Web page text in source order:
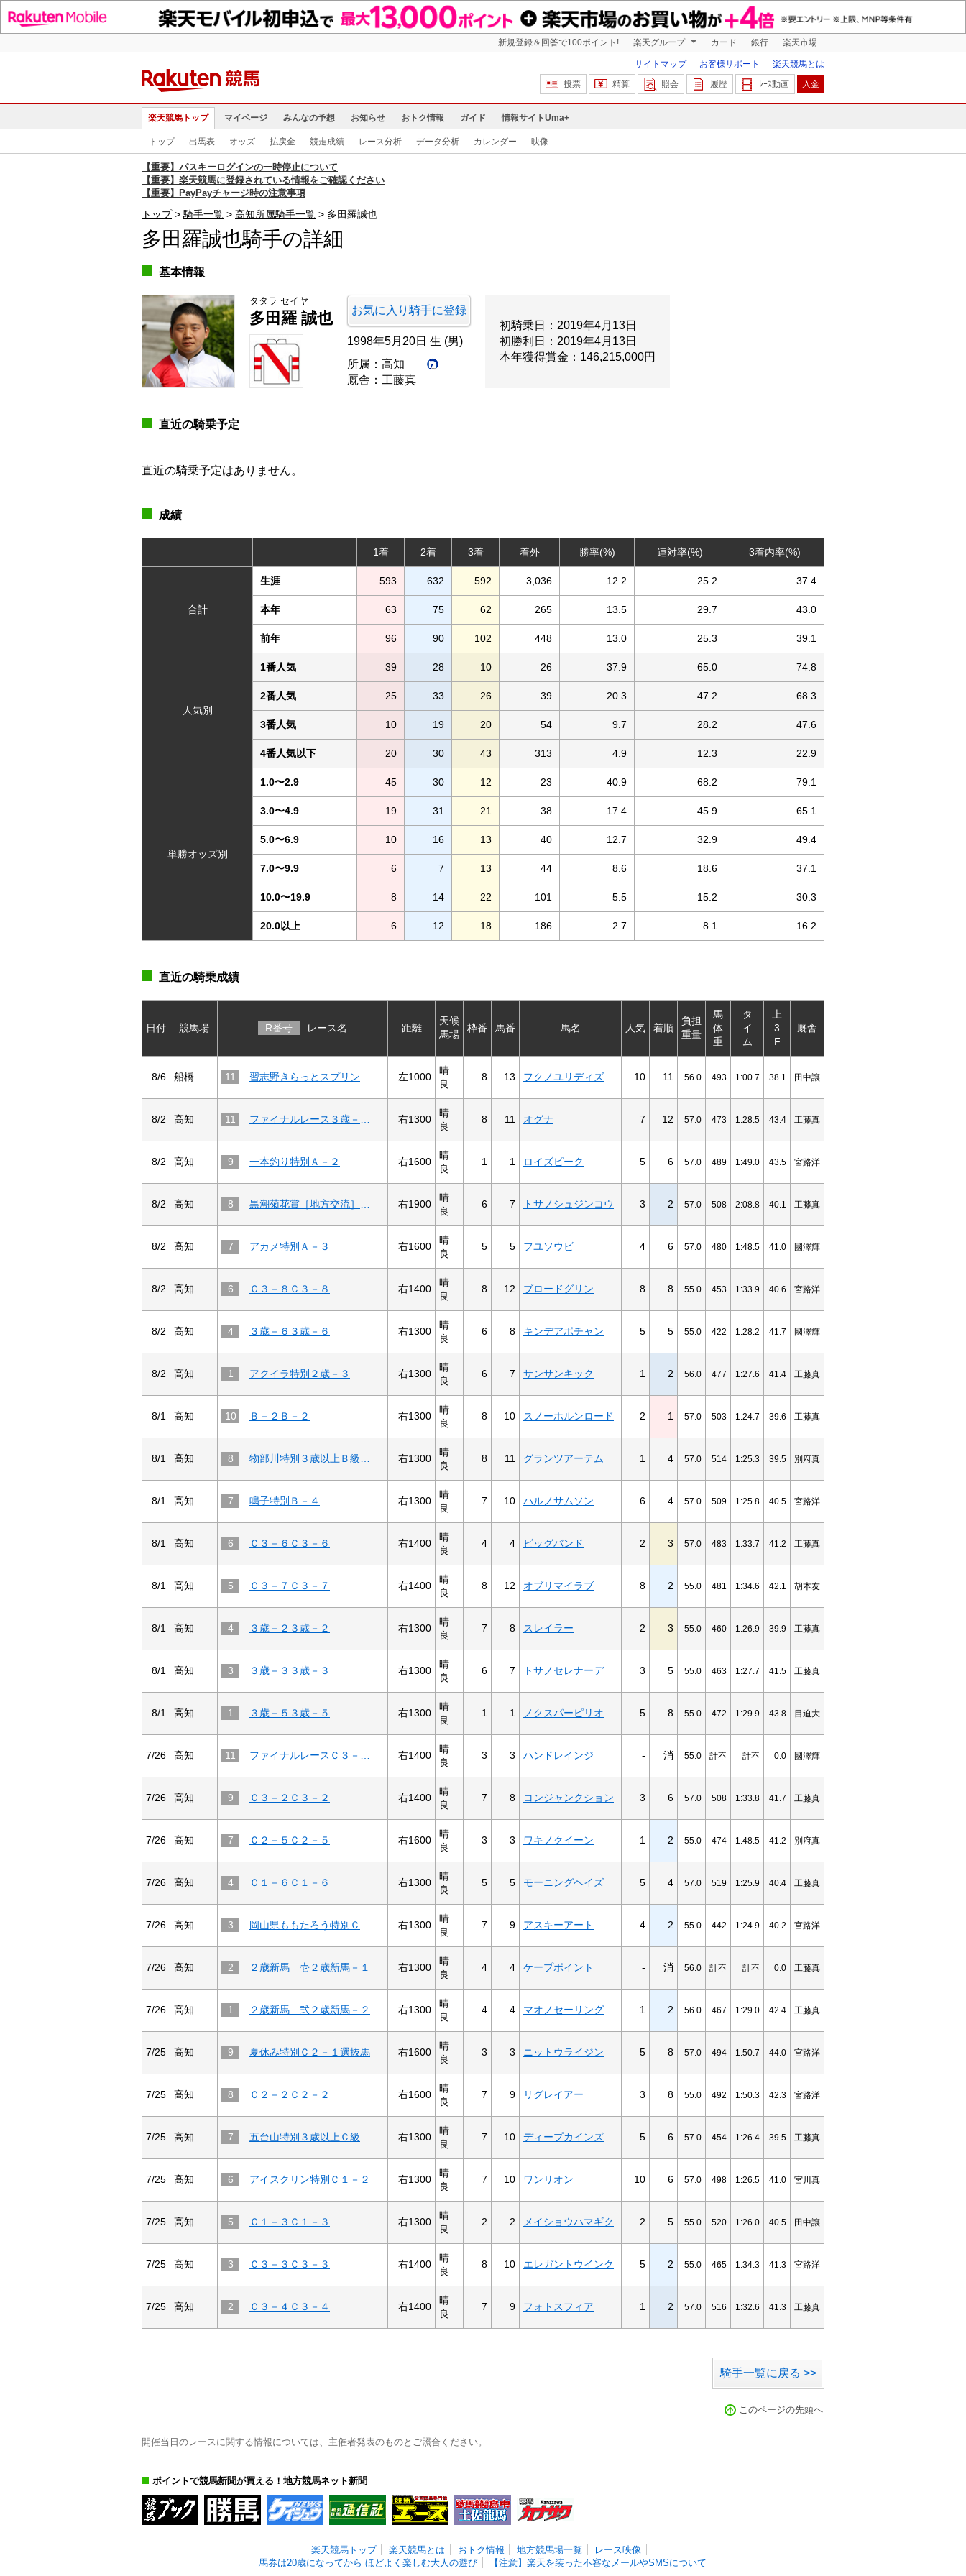
新規登録＆回答で100ポイント! 楽天グループ カード 銀行 楽天市場
サイトマップ お客様サポート
楽天競馬とは
投票
精算 照会 履歴 ﾚｰｽ動画 入金
楽天競馬トップ マイページ みんなの予想 お知らせ おトク情報 ガイド 情報サイトUma+
トップ 出馬表 オッズ 払戻金 競走成績 レース分析 データ分析 カレンダー 映像
【重要】パスキーログインの一時停止について
【重要】楽天競馬に登録されている情報をご確認ください
【重要】PayPayチャージ時の注意事項
トップ 騎手一覧 高知所属騎手一覧 多田羅誠也
多田羅誠也騎手の詳細
基本情報
タタラ セイヤ
多田羅 誠也 お気に入り騎手に登録
1998年5月20日 生 (男)
所属： 高知
厩舎： 工藤真
初騎乗日： 2019年4月13日
初勝利日： 2019年4月13日
本年獲得賞金： 146,215,000円
直近の騎乗予定
直近の騎乗予定はありません。
成績
1着 2着 3着 着外 勝率(%) 連対率(%) 3着内率(%)
合計
生涯 593 632 592 3,036 12.2 25.2 37.4
本年 63 75 62 265 13.5 29.7 43.0
前年 96 90 102 448 13.0 25.3 39.1
人気別
1番人気 39 28 10 26 37.9 65.0 74.8
2番人気 25 33 26 39 20.3 47.2 68.3
3番人気 10 19 20 54 9.7 28.2 47.6
4番人気以下 20 30 43 313 4.9 12.3 22.9
単勝オッズ別
1.0〜2.9 45 30 12 23 40.9 68.2 79.1
3.0〜4.9 19 31 21 38 17.4 45.9 65.1
5.0〜6.9 10 16 13 40 12.7 32.9 49.4
7.0〜9.9 6 7 13 44 8.6 18.6 37.1
10.0〜19.9 8 14 22 101 5.5 15.2 30.3
20.0以上 6 12 18 186 2.7 8.1 16.2
直近の騎乗成績
日付 競馬場 R番号 レース名 距離
天候
馬場
枠番 馬番 馬名 人気 着順
負担
重量
馬
体
重
タ
イ
ム
上
3
F
厩舎
8/6 船橋 11 習志野きらっとスプリント（Ｓ２）３上オープン 左1000
晴
良
8 13 フクノユリディズ 10 11 56.0 493 1:00.7 38.1 田中譲
8/2 高知 11 ファイナルレース３歳－９記者選抜 右1300
晴
良
8 11 オグナ 7 12 57.0 473 1:28.5 43.4 工藤真
8/2 高知 9 一本釣り特別Ａ－２ 右1600
晴
良
1 1 ロイズピーク 5 6 57.0 489 1:49.0 43.5 宮路洋
8/2 高知 8 黒潮菊花賞［地方交流］３歳３歳 右1900
晴
良
6 7 トサノシュジンコウ 3 2 57.0 508 2:08.8 40.1 工藤真
8/2 高知 7 アカメ特別Ａ－３ 右1600
晴
良
5 5 フユソウビ 4 6 57.0 480 1:48.5 41.0 國澤輝
8/2 高知 6 Ｃ３－８Ｃ３－８ 右1400
晴
良
8 12 ブロードグリン 8 8 55.0 453 1:33.9 40.6 宮路洋
8/2 高知 4 ３歳－６３歳－６ 右1300
晴
良
6 8 キンデアポチャン 5 5 55.0 422 1:28.2 41.7 國澤輝
8/2 高知 1 アクイラ特別２歳－３ 右1300
晴
良
6 7 サンサンキック 1 2 56.0 477 1:27.6 41.4 工藤真
8/1 高知 10 Ｂ－２Ｂ－２ 右1300
晴
良
8 10 スノーホルンロード 2 1 57.0 503 1:24.7 39.6 工藤真
8/1 高知 8 物部川特別３歳以上Ｂ級以下 右1300
晴
良
8 11 グランツアーテム 1 4 57.0 514 1:25.3 39.5 別府真
8/1 高知 7 鳴子特別Ｂ－４ 右1300
晴
良
7 10 ハルノサムソン 6 4 57.0 509 1:25.8 40.5 宮路洋
8/1 高知 6 Ｃ３－６Ｃ３－６ 右1400
晴
良
4 4 ビッグバンド 2 3 57.0 483 1:33.7 41.2 工藤真
8/1 高知 5 Ｃ３－７Ｃ３－７ 右1400
晴
良
8 12 オブリマイラブ 8 2 55.0 481 1:34.6 42.1 胡本友
8/1 高知 4 ３歳－２３歳－２ 右1300
晴
良
7 8 スレイラー 2 3 55.0 460 1:26.9 39.9 工藤真
8/1 高知 3 ３歳－３３歳－３ 右1300
晴
良
6 7 トサノセレナーデ 3 5 55.0 463 1:27.7 41.5 工藤真
8/1 高知 1 ３歳－５３歳－５ 右1300
晴
良
1 1 ノクスパーピリオ 5 8 55.0 472 1:29.9 43.8 目迫大
7/26 高知 11 ファイナルレースＣ３－５記者選抜 右1400
晴
良
3 3 ハンドレインジ - 消 55.0 計不 計不 0.0 國澤輝
7/26 高知 9 Ｃ３－２Ｃ３－２ 右1400
晴
良
7 8 コンジャンクション 3 6 57.0 508 1:33.8 41.7 工藤真
7/26 高知 7 Ｃ２－５Ｃ２－５ 右1600
晴
良
3 3 ワキノクイーン 1 2 55.0 474 1:48.5 41.2 別府真
7/26 高知 4 Ｃ１－６Ｃ１－６ 右1300
晴
良
5 5 モーニングヘイズ 5 4 57.0 519 1:25.9 40.4 工藤真
7/26 高知 3 岡山県ももたろう特別Ｃ１－７ 右1300
晴
良
7 9 アスキーアート 4 2 55.0 442 1:24.9 40.2 宮路洋
7/26 高知 2 ２歳新馬 壱２歳新馬－１ 右1300
晴
良
4 4 ケープポイント - 消 56.0 計不 計不 0.0 工藤真
7/26 高知 1 ２歳新馬 弐２歳新馬－２ 右1300
晴
良
4 4 マオノセーリング 1 2 56.0 467 1:29.0 42.4 工藤真
7/25 高知 9 夏休み特別Ｃ２－１選抜馬 右1600
晴
良
3 3 ニットウライジン 5 8 57.0 494 1:50.7 44.0 宮路洋
7/25 高知 8 Ｃ２－２Ｃ２－２ 右1600
晴
良
7 9 リグレイアー 3 8 55.0 492 1:50.3 42.3 宮路洋
7/25 高知 7 五台山特別３歳以上Ｃ級以下 右1300
晴
良
7 10 ディープカインズ 5 6 57.0 454 1:26.4 39.5 工藤真
7/25 高知 6 アイスクリン特別Ｃ１－２ 右1300
晴
良
7 10 ワンリオン 10 6 57.0 498 1:26.5 41.0 宮川真
7/25 高知 5 Ｃ１－３Ｃ１－３ 右1300
晴
良
2 2 メイショウハマギク 2 5 55.0 520 1:26.0 40.5 田中譲
7/25 高知 3 Ｃ３－３Ｃ３－３ 右1400
晴
良
8 10 エレガントウインク 5 2 55.0 465 1:34.3 41.3 宮路洋
7/25 高知 2 Ｃ３－４Ｃ３－４ 右1400
晴
良
7 9 フォトスフィア 1 2 57.0 516 1:32.6 41.3 工藤真
騎手一覧に戻る >>
このページの先頭へ
開催当日のレースに関する情報については、主催者発表のものとご照合ください。
ポイントで競馬新聞が買える！地方競馬ネット新聞
楽天競馬トップ 楽天競馬とは おトク情報 地方競馬場一覧
レース映像
馬券は20歳になってから ほどよく楽しむ大人の遊び
【注意】楽天を装った不審なメールやSMSについて